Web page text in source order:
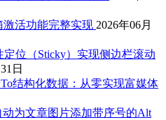
激活功能完整实现 2026年06月
定位（Sticky）实现侧边栏滚动
日
结构化数据：从零实现富媒体
动为文章图片添加带序号的Alt